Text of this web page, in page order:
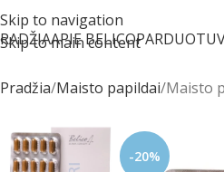
Skip to navigation
Skip to main content
APIE BELICO
Pradžia Maisto papildai Maisto
-20%